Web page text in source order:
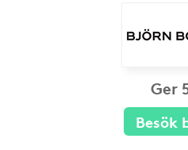
Ger
Besök